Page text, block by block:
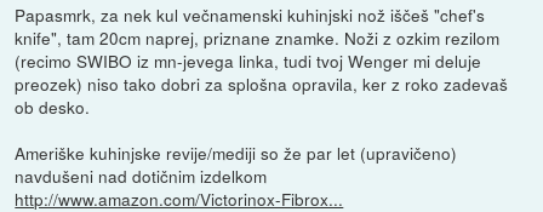
Papasmrk, za nek kul večnamenski kuhinjski nož iščeš "chef's
knife", tam 20cm naprej, priznane znamke. Noži z ozkim rezilom
(recimo SWIBO iz mn-jevega linka, tudi tvoj Wenger mi deluje
preozek) niso tako dobri za splošna opravila, ker z roko zadevaš
ob desko.
Ameriške kuhinjske revije/mediji so že par let (upravičeno)
navdušeni nad dotičnim izdelkom
http://www.amazon.com/Victorinox-Fibrox...